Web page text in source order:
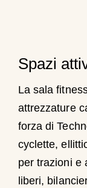
Spazi
La sala
attrezzature
forza di
cyclette,
per trazioni e
liberi,